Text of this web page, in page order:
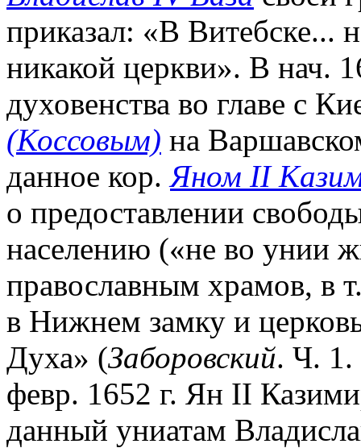
приказал: «В Витебске...
никакой церкви». В нач.
духовенства во главе с
(Коссовым) на
данное кор.Яном II
о предоставлении
населению («не во унии
православным храмов, в
в Нижнем замку и
Духа» (Заборовский. Ч. 1.
февр. 1652 г. Ян II
данный униатам